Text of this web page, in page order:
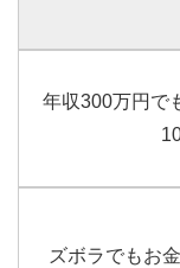
年収300万円で
ズボラでもお